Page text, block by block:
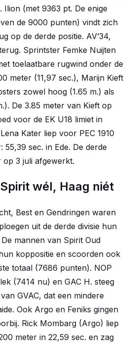
(met 9363 pt. De enige
de 9000 punten) vindt zich
op de derde positie. AV’34,
Sprintster Femke Nuijten
toelaatbare rugwind onder de
meter (11,97 sec.), Marijn Kieft
zowel hoog (1.65 m.) als
De 3.85 meter van Kieft op
voor de EK U18 limiet in
Kater liep voor PEC 1910
sec. in Ede. De derde
3 juli afgewerkt.
wél, Haag niét
Best en Gendringen waren
uit de derde divisie hun
mannen van Spirit Oud
koppositie en scoorden ook
totaal (7686 punten). NOP
(7414 nu) en GAC H. steeg
GVAC, dat een mindere
Ook Argo en Feniks gingen
Rick Mombarg (Argo) liep
meter in 22,59 sec. en zag